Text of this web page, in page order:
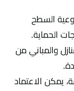
السطح
الحماية.
والمباني من
يمكن الاعتماد